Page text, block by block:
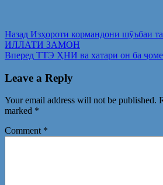
Post
navigation
Назад Предыдущая
запись:
Изҳороти кормандони шӯъбаи
ИЛЛАТИ ЗАМОН
Вперед Следующая
ТТЭ ҲНИ ва хатари он ба
Leave a Reply
Your email address will not be published.
marked *
Comment *